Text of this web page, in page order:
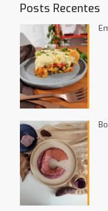
Posts Recentes